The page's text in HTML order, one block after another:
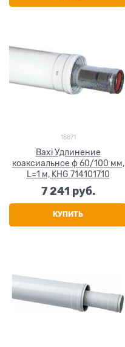
18871
Baxi Удлинение
коаксиальное ф 60/100 мм,
L=1 м, KHG 714101710
7 241 руб.
КУПИТЬ